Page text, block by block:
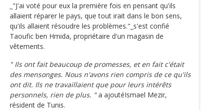
_"J'ai voté pour eux la première fois en pensant qu'ils
allaient réparer le pays, que tout irait dans le bon sens,
qu'ils allaient résoudre les problèmes."_s'est confié
Taoufic ben Hmida, propriétaire d'un magasin de
vêtements.
" Ils ont fait beaucoup de promesses, et en fait c'était
des mensonges. Nous n'avons rien compris de ce qu'ils
ont dit. Ils ne travaillaient que pour leurs intérêts
personnels, rien de plus. "a ajoutéIsmael Mezir,
résident de Tunis.